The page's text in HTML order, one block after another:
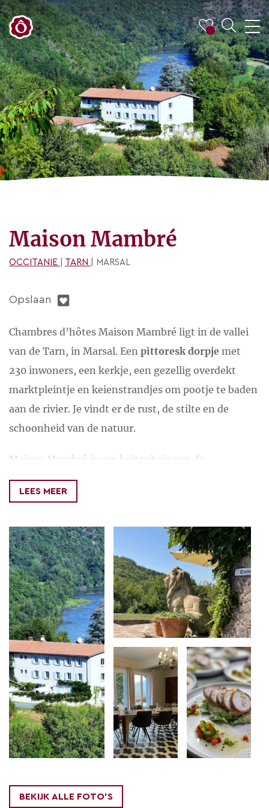
Maison Mambré
OCCITANIE TARN | MARSAL
Opslaan
Chambres d’hôtes Maison Mambré ligt in de vallei
van de Tarn, in Marsal. Een pittoresk dorpje met
230 inwoners, een kerkje, een gezellig overdekt
marktpleintje en keienstrandjes om pootje te baden
aan de rivier. Je vindt er de rust, de stilte en de
schoonheid van de natuur.
Maison Mambré is een buitenhuis van de
kloosterordevan de Dominicainessen. Elke kamer
kreeg een naam van een kloosterzuster die ooit in
Frédérique, Antonia, Clarisse, Florence en
Bénédicte-Amandine.
Grote tuinmet schaduwrijke plaatsen, terrassen
noord- en zuidgericht. Prachtig uitzicht op de vallei
en de rivier.. De sfeervolle kamers, het salon voor de
gasten, sauna, hammam, en de mooie omgeving
zorgen ervoor dat je hier optimaal kunt genieten
van een deugddoende vakantie.
Het uitgebreid ontbijtbuffet en de smakelijke èn
aangenametable d’hôteszijn hier zeer geliefd! Wij
doen er dan ook alles aan opdat onze gasten zich
Trouwens, wij hebben hele fijne individuele
LEES MEER
BEKIJK ALLE FOTO'S